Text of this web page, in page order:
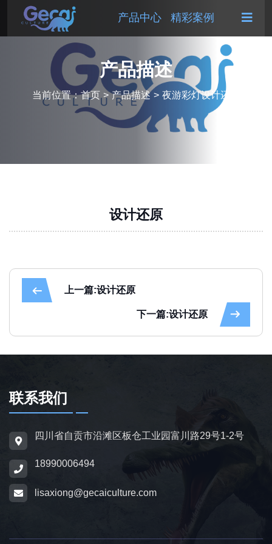
产品中心 精彩案例
产品描述
当前位置：首页 > 产品描述 > 夜游彩灯设计还原
设计还原
上一篇:设计还原
下一篇:设计还原
联系我们
四川省自贡市沿滩区板仓工业园富川路29号1-2号
18990006494
lisaxiong@gecaiculture.com